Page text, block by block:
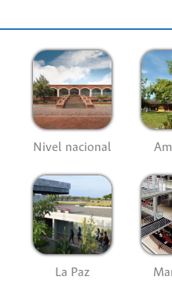
Nivel nacional
La Paz